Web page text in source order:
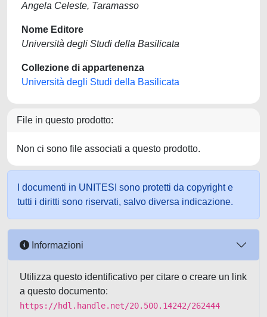
Angela Celeste, Taramasso
Nome Editore
Università degli Studi della Basilicata
Collezione di appartenenza
Università degli Studi della Basilicata
File in questo prodotto:
Non ci sono file associati a questo prodotto.
I documenti in UNITESI sono protetti da copyright e
tutti i diritti sono riservati, salvo diversa indicazione.
Informazioni
Utilizza questo identificativo per citare o creare un link
a questo documento:
https://hdl.handle.net/20.500.14242/262444